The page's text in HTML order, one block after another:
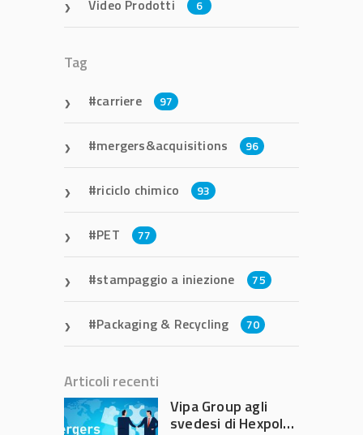
Video Prodotti 6
Tag
carriere 97
mergers&acquisitions 96
riciclo chimico 93
PET 77
stampaggio a iniezione 75
Packaging & Recycling 70
Articoli recenti
Vipa Group agli
svedesi di Hexpol